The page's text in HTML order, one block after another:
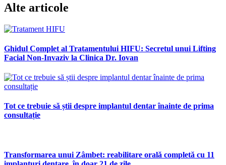
Alte articole
Ghidul Complet al Tratamentului HIFU: Secretul unui Lifting
Facial Non-Invaziv la Clinica Dr. Iovan
Tot ce trebuie să știi despre implantul dentar înainte de prima
consultație
Transformarea unui Zâmbet: reabilitare orală completă cu 11